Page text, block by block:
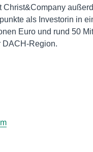
als Investorin in
Euro und rund 50
DACH-Region.